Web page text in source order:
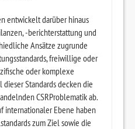
entwickelt darüber hinaus
-berichterstattung und
Ansätze zugrunde
freiwillige oder
oder komplexe
Standards decken die
CSRProblematik ab.
internationaler Ebene haben
zum Ziel sowie die